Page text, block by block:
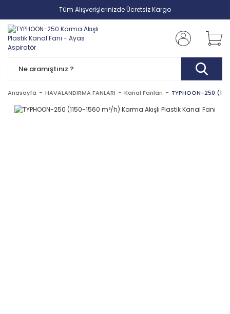
Tüm Alışverişlerinizde Ücretsiz Kargo
Anasayfa HAVALANDIRMA FANLARI Kanal Fanları TYPHOON-250